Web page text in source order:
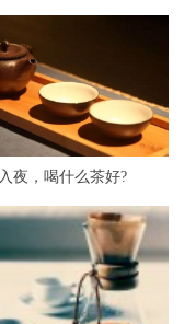
入夜，喝什么茶好?